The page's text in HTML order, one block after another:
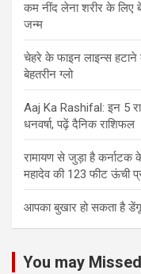
कम नींद लेना शरीर के लिए
जन्म
चेहरे के फाइन लाइन्स
बेहतरीन ग्लो
Aaj Ka Rashifal: इन 5
धनवर्षा, पढ़ें दैनिक राशिफल
रामायण से जुड़ा है कर्नाटक
महादेव की 123 फीट ऊंची
आपका बुखार हो सकता है
You may Missed